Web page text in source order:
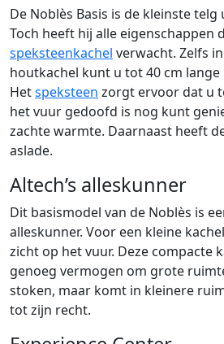
De Noblès Basis is de kleinste telg
Toch heeft hij alle eigenschappen
speksteenkachel verwacht. Zelfs
houtkachel kunt u tot 40 cm
Hetspeksteen zorgt ervoor dat u
het vuur gedoofd is nog kunt
zachte warmte. Daarnaast heeft
aslade.
Altech’s alleskunner
Dit basismodel van de Noblès is
alleskunner. Voor een kleine
zicht op het vuur. Deze compacte
genoeg vermogen om grote
stoken, maar komt in kleinere
tot zijn recht.